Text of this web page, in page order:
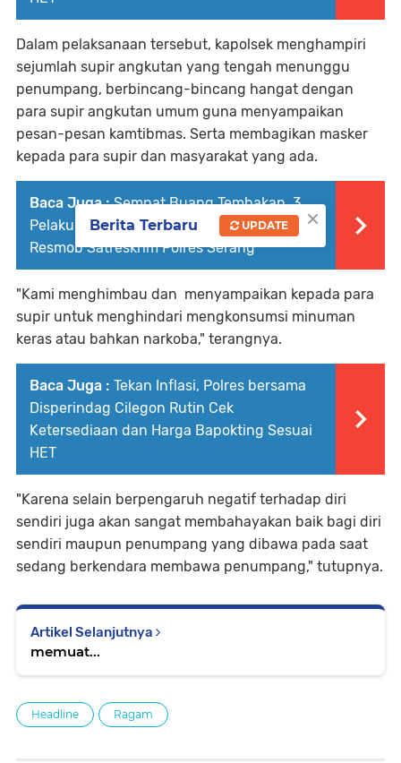
Dalam pelaksanaan tersebut, kapolsek menghampiri
sejumlah supir angkutan yang tengah menunggu
penumpang, berbincang-bincang hangat dengan
para supir angkutan umum guna menyampaikan
pesan-pesan kamtibmas. Serta membagikan masker
kepada para supir dan masyarakat yang ada.
Baca Juga : Sempat Buang Tembakan, 3
Pelaku Curanmor Berhasil Diamankan Tim
Resmob Satreskrim Polres Serang
"Kami menghimbau dan menyampaikan kepada para
supir untuk menghindari mengkonsumsi minuman
keras atau bahkan narkoba," terangnya.
Baca Juga : Tekan Inflasi, Polres bersama
Disperindag Cilegon Rutin Cek
Ketersediaan dan Harga Bapokting Sesuai
HET
"Karena selain berpengaruh negatif terhadap diri
sendiri juga akan sangat membahayakan baik bagi diri
sendiri maupun penumpang yang dibawa pada saat
sedang berkendara membawa penumpang," tutupnya.
Artikel Selanjutnya
memuat...
Headline Ragam
×
Berita Terbaru UPDATE